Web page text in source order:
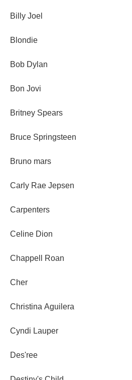
Billy Joel
Blondie
Bob Dylan
Bon Jovi
Britney Spears
Bruce Springsteen
Bruno mars
Carly Rae Jepsen
Carpenters
Celine Dion
Chappell Roan
Cher
Christina Aguilera
Cyndi Lauper
Des'ree